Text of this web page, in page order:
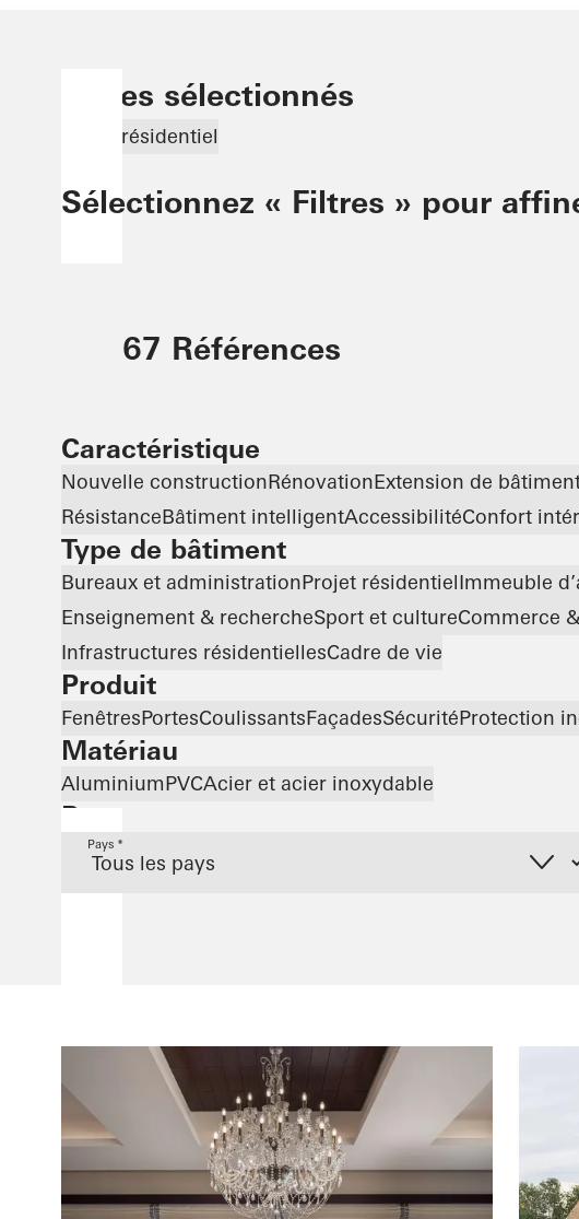
Filtres sélectionnés
Projet résidentiel
Sélectionnez « Filtres » pour
67 Références
Caractéristique
Nouvelle constructionRénovationExtension de
RésistanceBâtiment intelligentAccessibilitéConfort
Type de bâtiment
Bureaux et administrationProjet résidentielImmeuble
Enseignement & rechercheSport et cultureCommerce
Infrastructures résidentiellesCadre de vie
Produit
FenêtresPortesCoulissantsFaçadesSécuritéProtection
Matériau
AluminiumPVCAcier et acier inoxydable
Pays
Pays *